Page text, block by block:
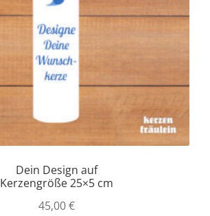
Dein Design auf
Kerzengröße 25×5 cm
45,00€